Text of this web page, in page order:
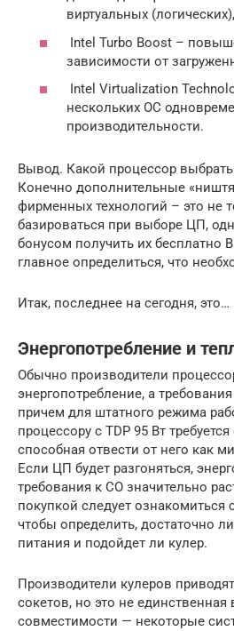
виртуальных
Intel Turbo Boost –
зависимости от
Intel Virtualization
нескольких ОС
производительности.
Вывод. Какой процессор выбрать
Конечно дополнительные
фирменных технологий – это не
базироваться при выборе ЦП,
бонусом получить их бесплатно
главное определиться, что
Итак, последнее на сегодня, это…
Энергопотребление и
Обычно производители
энергопотребление, а
причем для штатного режима
процессору с TDP 95 Вт
способная отвести от него как
Если ЦП будет разгоняться,
требования к СО значительно
покупкой следует ознакомиться
чтобы определить, достаточно
питания и подойдет ли кулер.
Производители кулеров
сокетов, но это не
совместимости — некоторые